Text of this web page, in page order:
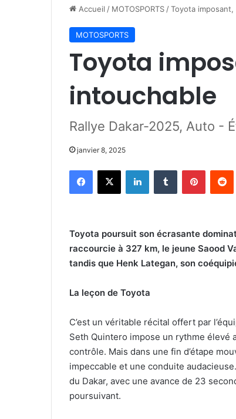
Accueil / MOTOSPORTS /Toyota
MOTOSPORTS
Toyota
intouchable
Rallye Dakar-2025, Auto -
janvier 8, 2025
Facebook
X LinkedinTumblr Pinterest
Toyota poursuit son écrasante
raccourcie à 327 km, le jeune Saood
tandis que Henk Lategan, son
La leçon de Toyota
C’est un véritable récital offert par
Seth Quintero impose un rythme élevé
contrôle. Mais dans une fin d’étape
impeccable et une conduite
du Dakar, avec une avance de 23
poursuivant.